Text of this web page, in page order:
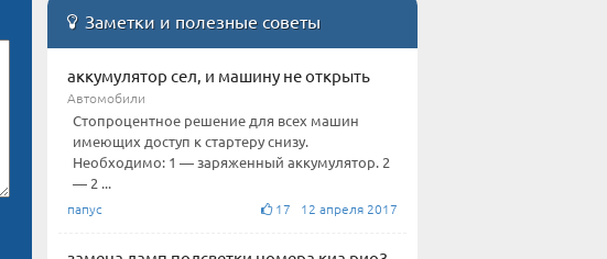
Заметки и полезные советы
аккумулятор сел, и машину не открыть
Автомобили
Стопроцентное решение для всех машин
имеющих доступ к стартеру снизу.
Необходимо: 1 — заряженный аккумулятор. 2
— 2 ...
папус 17 12 апреля 2017